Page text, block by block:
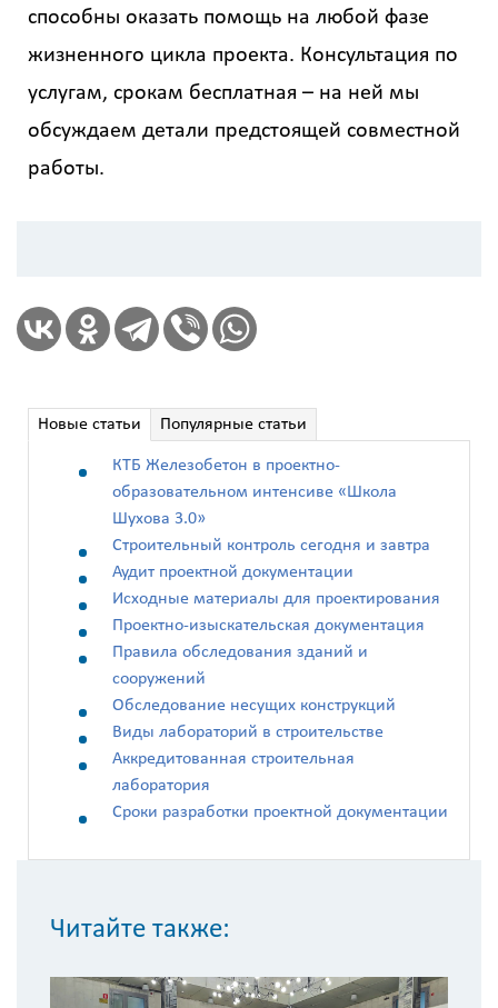
способны оказать помощь на любой фазе
жизненного цикла проекта. Консультация по
услугам, срокам бесплатная – на ней мы
обсуждаем детали предстоящей совместной
работы.
Новые статьи Популярные статьи
КТБ Железобетон в проектно-
образовательном интенсиве «Школа
Шухова 3.0»
Строительный контроль сегодня и завтра
Аудит проектной документации
Исходные материалы для проектирования
Проектно-изыскательская документация
Правила обследования зданий и
сооружений
Обследование несущих конструкций
Виды лабораторий в строительстве
Аккредитованная строительная
лаборатория
Сроки разработки проектной документации
Читайте также: